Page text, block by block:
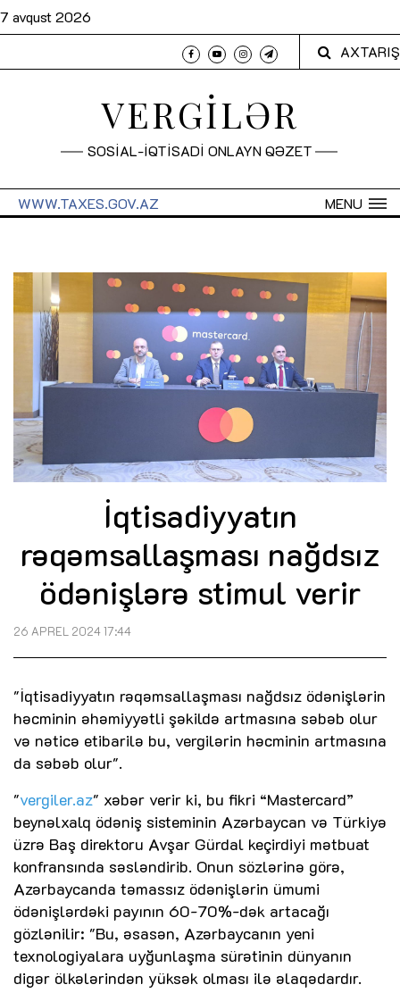
7 avqust 2026
AXTARIŞ
VERGİLƏR
SOSİAL-İQTİSADİ ONLAYN QƏZET
MENU
WWW.TAXES.GOV.AZ
İqtisadiyyatın
rəqəmsallaşması nağdsız
ödənişlərə stimul verir
26 APREL 2024 17:44
"İqtisadiyyatın rəqəmsallaşması nağdsız ödənişlərin
həcminin əhəmiyyətli şəkildə artmasına səbəb olur
və nəticə etibarilə bu, vergilərin həcminin artmasına
da səbəb olur".
"vergiler.az" xəbər verir ki, bu fikri “Mastercard”
beynəlxalq ödəniş sisteminin Azərbaycan və Türkiyə
üzrə Baş direktoru Avşar Gürdal keçirdiyi mətbuat
konfransında səsləndirib. Onun sözlərinə görə,
Azərbaycanda təmassız ödənişlərin ümumi
ödənişlərdəki payının 60-70%-dək artacağı
gözlənilir: "Bu, əsasən, Azərbaycanın yeni
texnologiyalara uyğunlaşma sürətinin dünyanın
digər ölkələrindən yüksək olması ilə əlaqədardır.